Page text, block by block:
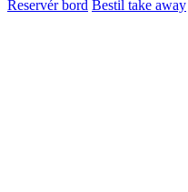
Reservér bord Bestil take away